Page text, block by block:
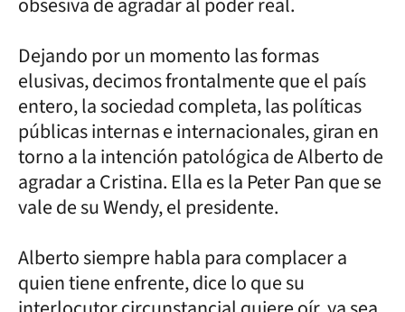
Dejando por un momento las formas
elusivas, decimos frontalmente que el país
entero, la sociedad completa, las políticas
públicas internas e internacionales, giran en
torno a la intención patológica de Alberto de
agradar a Cristina. Ella es la Peter Pan que se
vale de su Wendy, el presidente.
Alberto siempre habla para complacer a
quien tiene enfrente, dice lo que su